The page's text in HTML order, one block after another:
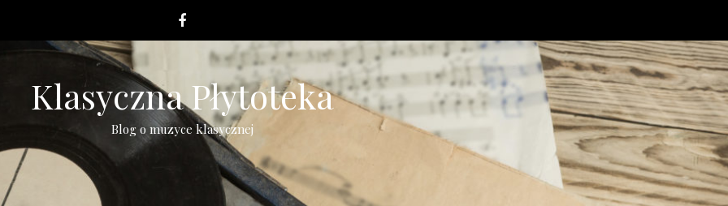
Klasyczna Płytoteka
Blog o muzyce klasycznej